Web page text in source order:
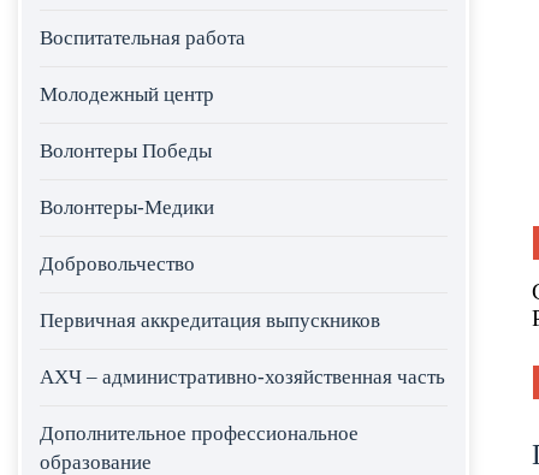
Воспитательная работа
Молодежный центр
Волонтеры Победы
Волонтеры-Медики
Добровольчество
Первичная аккредитация выпускников
АХЧ – административно-хозяйственная часть
Дополнительное профессиональное
образование